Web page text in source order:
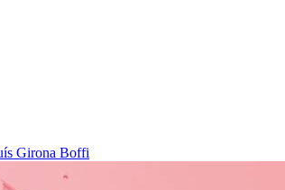
Girona Boffi